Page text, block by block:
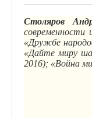
Столяров
современности
«Дружбе
«Дайте миру
2016); «Война